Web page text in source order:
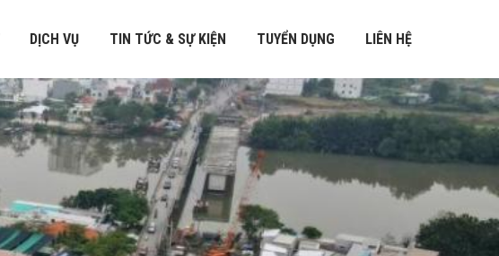
DỊCH VỤ TIN TỨC & SỰ KIỆN TUYỂN DỤNG LIÊN HỆ